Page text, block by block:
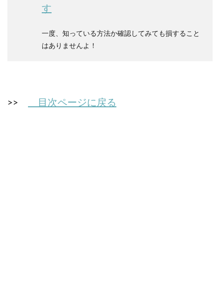
す
一度、知っている方法か確認してみても損すること
はありませんよ！
>> 目次ページに戻る